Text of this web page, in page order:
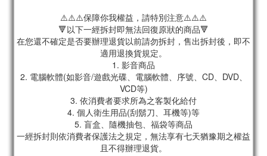
⚠️⚠️⚠️保障你我權益，請特別注意⚠️⚠️⚠️
🔻以下一經拆封即無法回復原狀的商品🔻
在您還不確定是否要辦理退貨以前請勿拆封，售出拆封後，即不
適用退換貨規定。
1. 影音商品
2. 電腦軟體(如影音/遊戲光碟、電腦軟體、序號、CD、DVD、
VCD等)
3. 依消費者要求所為之客製化給付
4. 個人衛生用品(刮鬍刀、耳機等)等
5. 盲盒、隨機抽包、福袋等商品
一經拆封則依消費者保護法之規定，無法享有七天猶豫期之權益
且不得辦理退貨。